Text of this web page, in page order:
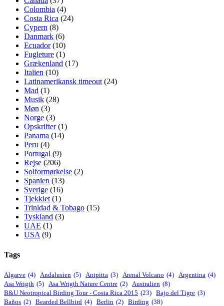
Colombia (4)
Costa Rica (24)
Cypern (8)
Danmark (6)
Ecuador(10)
Fugleture (1)
Grækenland (17)
Italien (10)
Latinamerikansk timeout (24)
Mad (1)
Musik (28)
Møn (3)
Norge (3)
Opskrifter(1)
Panama (14)
Peru (4)
Portugal (9)
Rejse (206)
Solformørkelse (2)
Spanien (13)
Sverige (16)
Tjekkiet (1)
Trinidad & Tobago (15)
Tyskland (3)
UAE (1)
USA (9)
Tags
Algarve (4) Andalusien (5) Antpitta (3) Arenal Volcano (4) Argentina (4)
Asa Wrigth (5) Asa Wrigth Nature Centre (2) Australien (8)
B&U Neotropical Birding Tour - Costa Rica 2015 (23) Bajo del Tigre (3)
Baños (2) Bearded Bellbird (4) Berlin (2) Birding (38)